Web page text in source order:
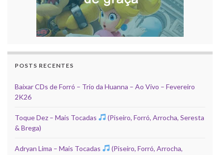
POSTS RECENTES
Baixar CDs de Forró – Trio da Huanna – Ao Vivo – Fevereiro
2K26
Toque Dez – Mais Tocadas
(Piseiro, Forró, Arrocha, Seresta
& Brega)
Adryan Lima – Mais Tocadas
(Piseiro, Forró, Arrocha,